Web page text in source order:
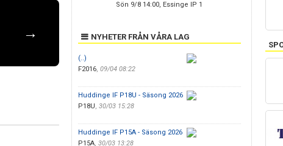
→
Sön 9/8 14:00, Essinge IP 1
NYHETER FRÅN VÅRA LAG
(..)
F2016, 09/04 08:22
Huddinge IF P18U - Säsong 2026
P18U, 30/03 15:28
Huddinge IF P15A - Säsong 2026
P15A, 30/03 13:28